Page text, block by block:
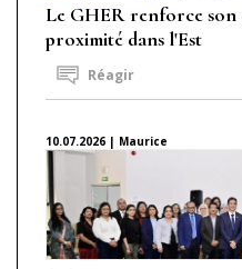
Le GHER renforce son
proximité dans l'Est
Réagir
10.07.2026 | Maurice